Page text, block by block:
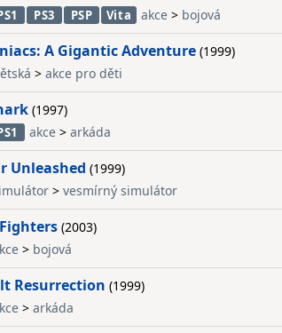
PS3 PSP Vita akce > bojová
A Gigantic Adventure (1999)
> akce pro děti
(1997)
akce > arkáda
Unleashed (1999)
> vesmírný simulátor
(2003)
> bojová
Resurrection (1999)
> arkáda